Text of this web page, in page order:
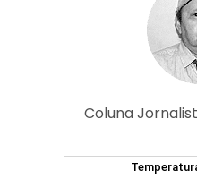
Coluna